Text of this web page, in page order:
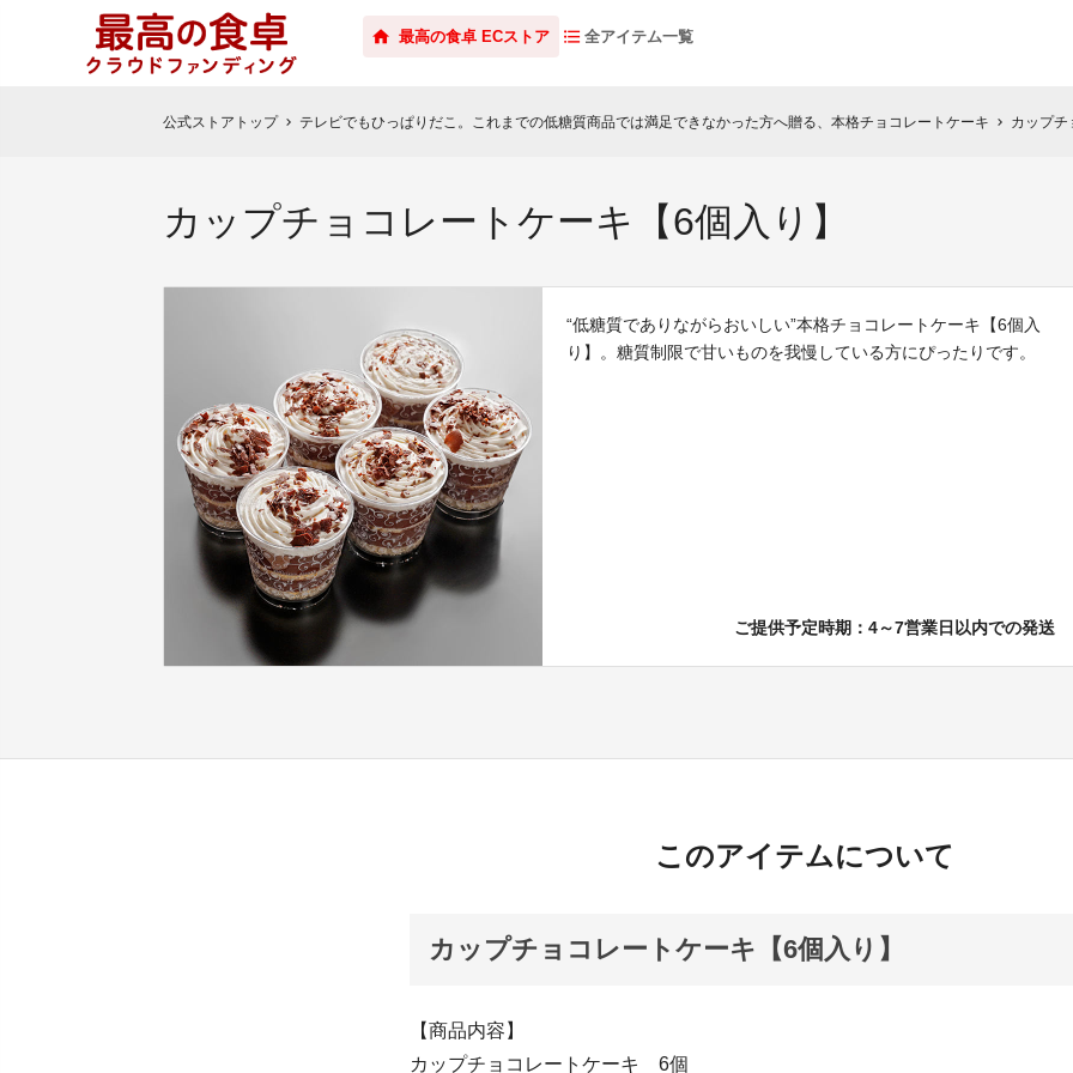
最高の食卓 ECストア 全アイテム一覧
公式ストアトップ chevron_right テレビでもひっぱりだこ。これまでの低糖質商品では満足できなかった方へ贈る、本格チョコレートケーキ chevron_right カップチ
カップチョコレートケーキ【6個入り】
“低糖質でありながらおいしい”本格チョコレートケーキ【6個入
り】。糖質制限で甘いものを我慢している方にぴったりです。
ご提供予定時期：4～7営業日以内での発送
このアイテムについて
カップチョコレートケーキ【6個入り】
【商品内容】
カップチョコレートケーキ 6個